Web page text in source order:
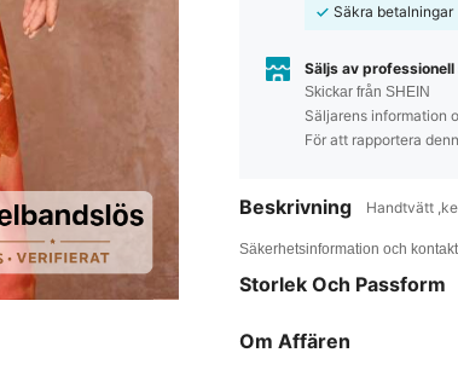
Säkra betalningar
Säljs av professionell
Skickar från SHEIN
Säljarens information
För att rapportera
Beskrivning Handtvätt
Säkerhetsinformation och
Storlek Och Passform
Om Affären
4.84 12K
4.84